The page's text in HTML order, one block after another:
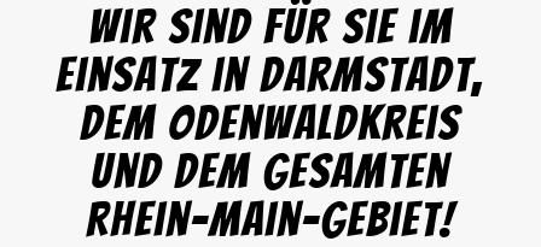
Wir sind für Sie im
Einsatz in Darmstadt,
dem Odenwaldkreis
und dem gesamten
Rhein-Main-Gebiet!